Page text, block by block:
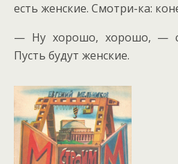
есть женские. Смотри-ка:
— Ну хорошо, хорошо, —
Пусть будут женские.